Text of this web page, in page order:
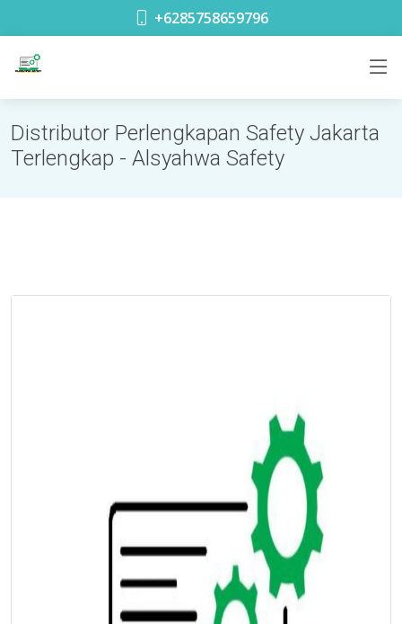
toko safety terdekat di Glodok Jakarta
+6285758659796
Distributor Perlengkapan Safety Jakarta
Terlengkap - Alsyahwa Safety